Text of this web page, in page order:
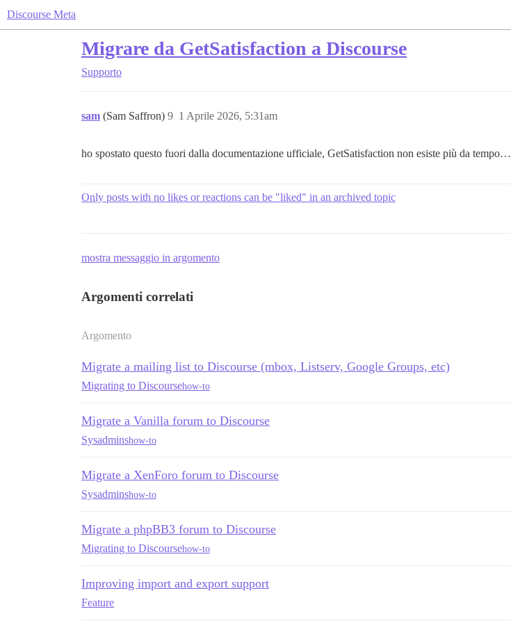
Discourse Meta
Migrare da GetSatisfaction a Discourse
Supporto
sam (Sam Saffron) 1 Aprile 2026, 5:31am
9
ho spostato questo fuori dalla documentazione ufficiale, GetSatisfaction non esiste più da tempo…
Only posts with no likes or reactions can be "liked" in an archived topic
mostra messaggio in argomento
Argomenti correlati
Argomento
Migrate a mailing list to Discourse (mbox, Listserv, Google Groups, etc)
Migrating to Discoursehow-to
Migrate a Vanilla forum to Discourse
Sysadminshow-to
Migrate a XenForo forum to Discourse
Sysadminshow-to
Migrate a phpBB3 forum to Discourse
Migrating to Discoursehow-to
Improving import and export support
Feature